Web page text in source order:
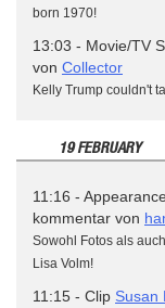
born 1970!
13:03 - Movie/TV
von Collector
Kelly Trump couldn't
19 FEBRUARY
11:16 -
kommentar von
Sowohl Fotos als
Lisa Volm!
11:15 - Clip Susan